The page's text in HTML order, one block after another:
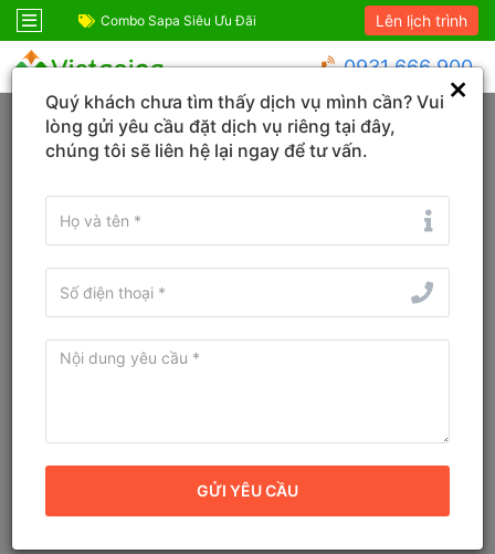
Combo Sapa Siêu Ưu Đãi Combo du lịch
Lên lịch trình
0931 666 900
Trang chủ Sơn La Mộc Châu
Tìm tên Khách sạn, Tỉnh/TP, Địa danh...
Tìm khách sạn ở gần đây
Từ ngày - Đến ngày
TÌM
Quý khách chưa tìm thấy dịch vụ mình cần? Vui
lòng gửi yêu cầu đặt dịch vụ riêng tại đây,
chúng tôi sẽ liên hệ lại ngay để tư vấn.